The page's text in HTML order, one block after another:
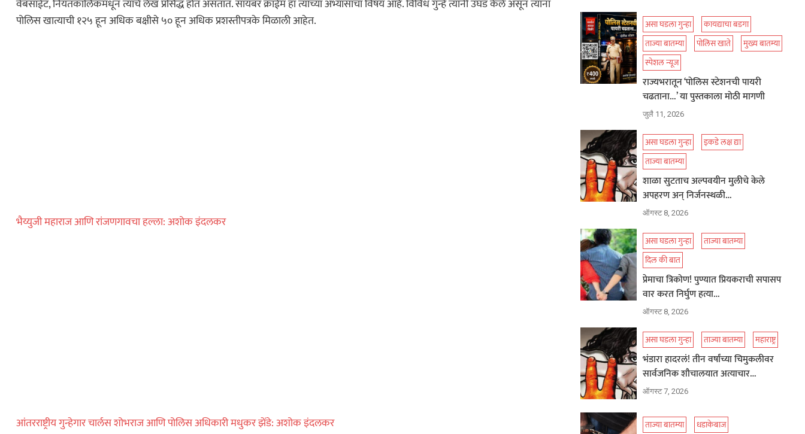
स्पेशल न्यूज
स्टेशनची पायरी
वेबसाईट, नियतकालिकमधून त्यांचे लेख प्रसिद्ध होत असतात. सायबर क्राईम हा त्यांच्या अभ्यासाचा विषय आहे. विविध गुन्हे त्यांनी उघड केले असून त्यांना
पोलिस खात्याची १२५ हून अधिक बक्षीसे ५० हून अधिक प्रशस्तीपत्रके मिळाली आहेत.
भैय्युजी महाराज आणि रांजणगावचा हल्ला: अशोक इंदलकर
आंतरराष्ट्रीय गुन्हेगार चार्लस शोभराज आणि पोलिस अधिकारी मधुकर झेंडे: अशोक इंदलकर
असा घडला गुन्हा
कायद्याचा बडगा
ताज्या बातम्या
पोलिस खाते
मुख्य बातम्या
स्पेशल न्यूज
राज्यभरातून ‘पोलिस स्टेशनची पायरी
चढताना…’ या पुस्तकाला मोठी मागणी
जुलै 11, 2026
असा घडला गुन्हा
इकडे लक्ष द्या
ताज्या बातम्या
शाळा सुटताच अल्पवयीन मुलीचे केले
अपहरण अन् निर्जनस्थळी…
ऑगस्ट 8, 2026
असा घडला गुन्हा
ताज्या बातम्या
दिल की बात
प्रेमाचा त्रिकोण! पुण्यात प्रियकराची सपासप
वार करत निर्घुण हत्या…
ऑगस्ट 8, 2026
असा घडला गुन्हा ताज्या बातम्या महाराष्ट्र
भंडारा हादरलं! तीन वर्षांच्या चिमुकलीवर
सार्वजनिक शौचालयात अत्याचार…
ऑगस्ट 7, 2026
ताज्या बातम्या धडाकेबाज